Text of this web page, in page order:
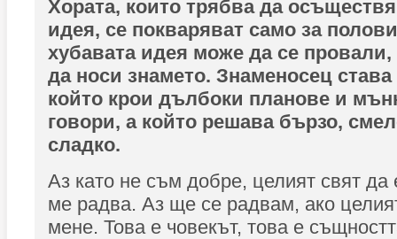
Хората, които трябва да
идея, се покваряват само за
хубавата идея може да се провали,
да носи знамето. Знаменосец става
който крои дълбоки планове и
говори, а който решава бързо,
сладко.
Аз като не съм добре, целият свят да
ме радва. Аз ще се радвам, ако
мене. Това е човекът, това е